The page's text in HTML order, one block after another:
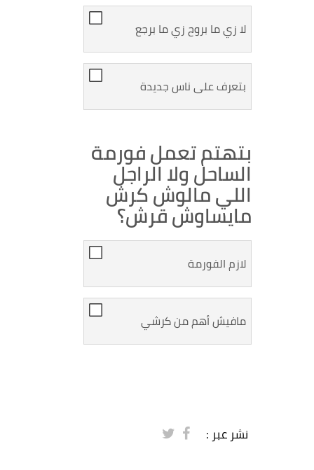
لا زي ما بروح زي ما برجع
بتعرف على ناس جديدة
بتهتم تعمل فورمة
الساحل ولا الراجل
اللي مالوش كرش
مايساوش قرش؟
لازم الفورمة
مافيش أهم من كرشي
نشر عبر :